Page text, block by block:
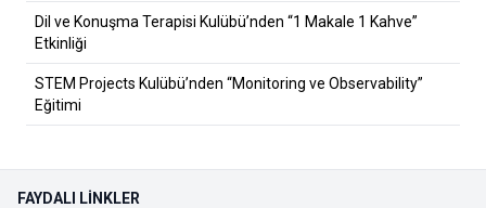
Dil ve Konuşma Terapisi Kulübü’nden “1 Makale 1 Kahve”
Etkinliği
STEM Projects Kulübü’nden “Monitoring ve Observability”
Eğitimi
FAYDALI LINKLER